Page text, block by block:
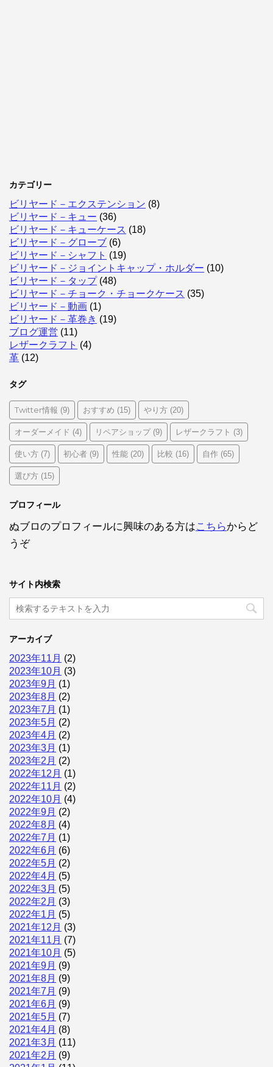
カテゴリー
ビリヤード－エクステンション (8)
ビリヤード－キュー (36)
ビリヤード－キューケース (18)
ビリヤード－グローブ (6)
ビリヤード－シャフト (19)
ビリヤード－ジョイントキャップ・ホルダー (10)
ビリヤード－タップ(48)
ビリヤード－チョーク・チョークケース (35)
ビリヤード－動画 (1)
ビリヤード－革巻き (19)
ブログ運営 (11)
レザークラフト (4)
革 (12)
タグ
Twitter情報 (9) おすすめ (15) やり方 (20)
オーダーメイド (4) リペアショップ(9) レザークラフト (3)
使い方 (7) 初心者 (9) 性能 (20) 比較 (16) 自作 (65)
選び方 (15)
プロフィール
ぬブロのプロフィールに興味のある方はこちらからど
うぞ
サイト内検索
アーカイブ
2023年11月 (2)
2023年10月 (3)
2023年9月 (1)
2023年8月 (2)
2023年7月 (1)
2023年5月 (2)
2023年4月 (2)
2023年3月 (1)
2023年2月 (2)
2022年12月 (1)
2022年11月 (2)
2022年10月 (4)
2022年9月 (2)
2022年8月 (4)
2022年7月 (1)
2022年6月 (6)
2022年5月 (2)
2022年4月 (5)
2022年3月 (5)
2022年2月 (3)
2022年1月 (5)
2021年12月 (3)
2021年11月 (7)
2021年10月 (5)
2021年9月 (9)
2021年8月 (9)
2021年7月 (9)
2021年6月 (9)
2021年5月 (7)
2021年4月 (8)
2021年3月 (11)
2021年2月 (9)